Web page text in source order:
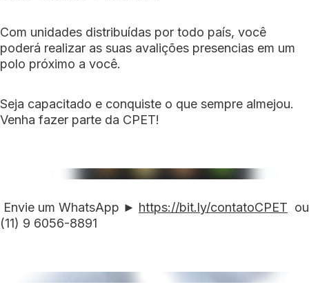
Com unidades distribuídas por todo país, você
poderá realizar as suas avalições presencias em um
polo próximo a você.
Seja capacitado e conquiste o que sempre almejou.
Venha fazer parte da CPET!
Envie um WhatsApp ► https://bit.ly/contatoCPET ou
(11) 9 6056-8891